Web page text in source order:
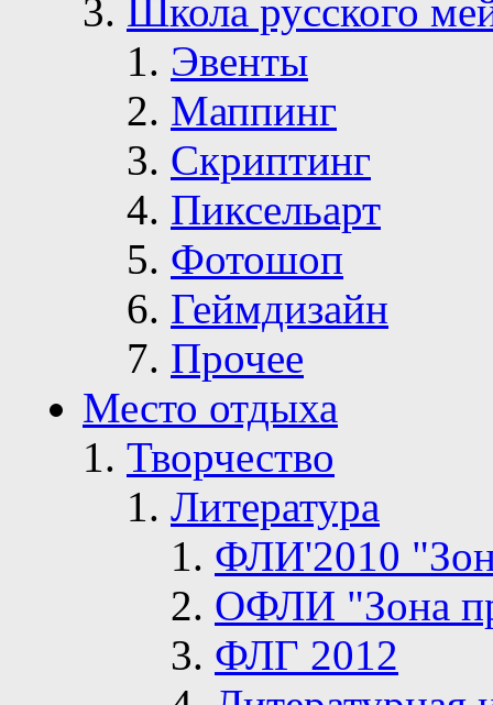
Школа русского
Эвенты
Маппинг
Скриптинг
Пиксельарт
Фотошоп
Геймдизайн
Прочее
Место отдыха
Творчество
Литература
ФЛИ'2010
ОФЛИ "Зона
ФЛГ 2012